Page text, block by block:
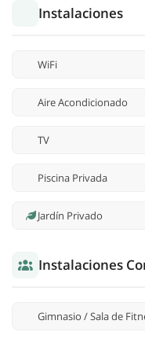
Instalaciones
WiFi
Aire Acondicionado
TV
Piscina Privada
Jardín Privado
Instalaciones
Gimnasio / Sala de